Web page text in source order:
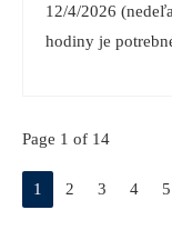
12/4/2026
hodiny je
Page 1 of 14
1 2 3 4 5